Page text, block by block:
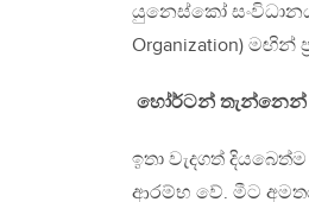
යුනෙස්කෝ සංවිධානය
Organization) මඟින්
හෝර්ටන් තැන්නෙන්
ඉතා වැදගත්
ආරම්භ වේ. මීට